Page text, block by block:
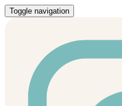
Toggle navigation